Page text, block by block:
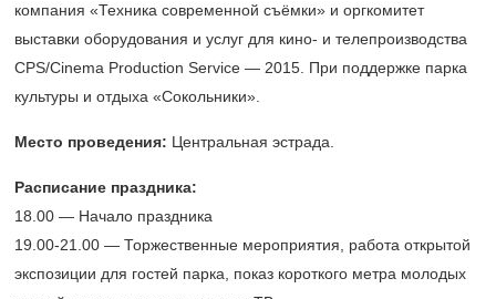
компания «Техника современной съёмки» и оргкомитет
выставки оборудования и услуг для кино- и телепроизводства
CPS/Cinema Production Service — 2015. При поддержке парка
культуры и отдыха «Сокольники».
Место проведения: Центральная эстрада.
Расписание праздника:
18.00 — Начало праздника
19.00-21.00 — Торжественные мероприятия, работа открытой
экспозиции для гостей парка, показ короткого метра молодых